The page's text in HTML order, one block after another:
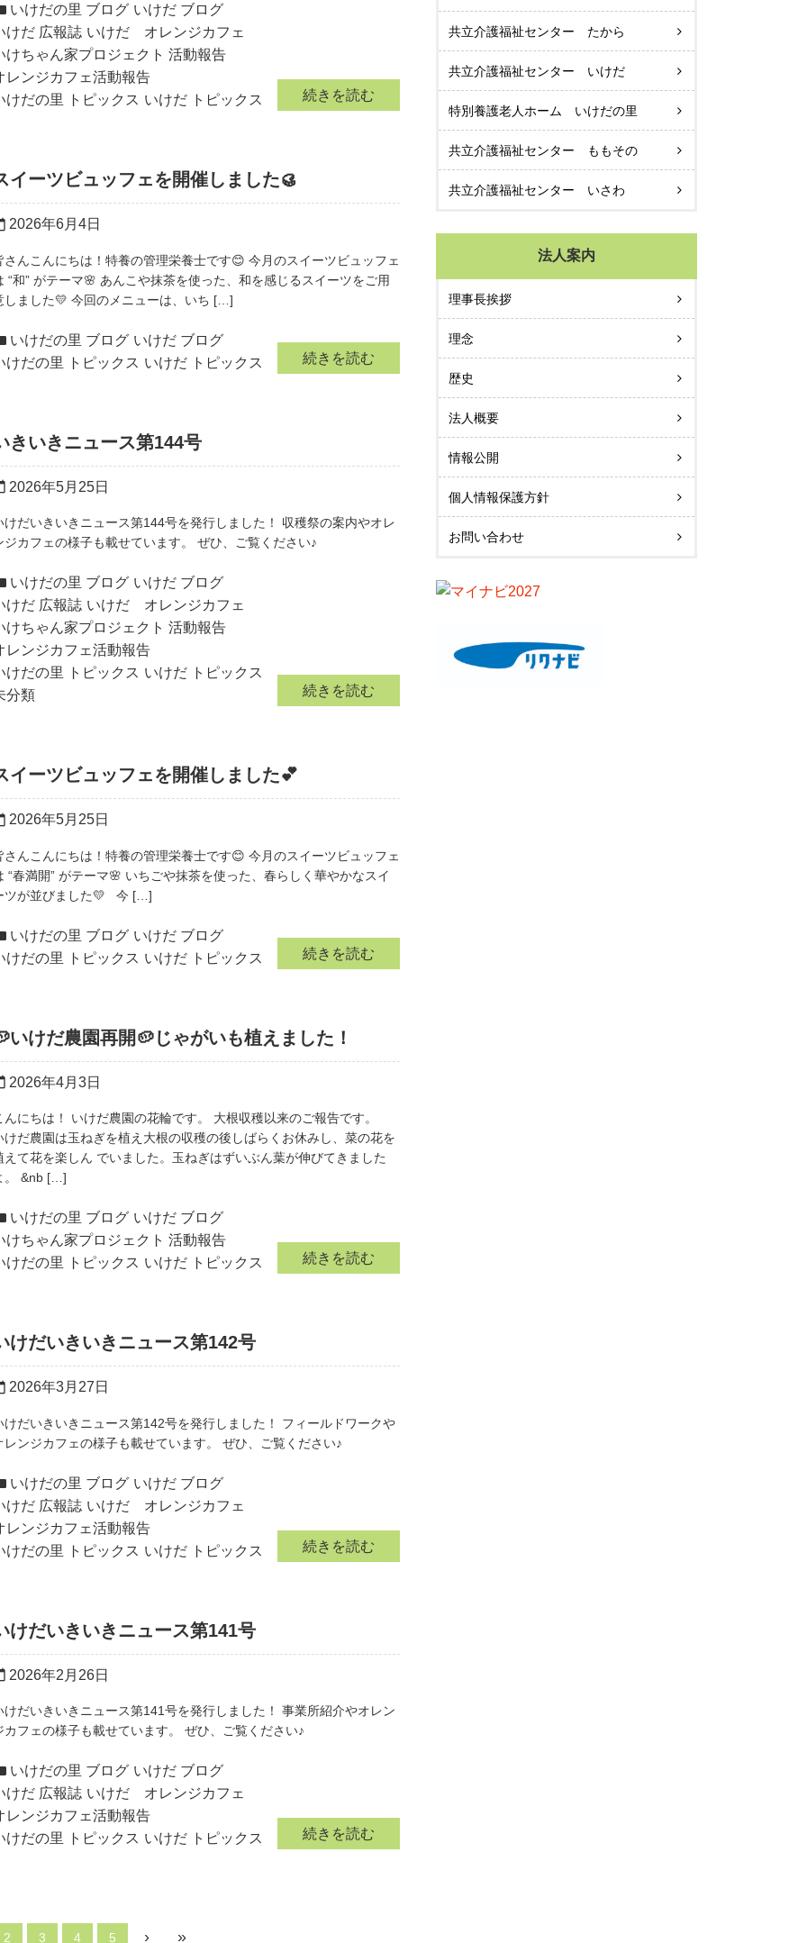
いけだの里 ブログ いけだ ブログ
けだ 広報誌 いけだ オレンジカフェ
けちゃん家プロジェクト 活動報告
レンジカフェ活動報告
けだの里 トピックス いけだ トピックス 続きを読む
イーツビュッフェを開催しました🥮
2026年6月4日
さんこんにちは！特養の管理栄養士です😊 今月のスイーツビュッフェ
“和” がテーマ🌸 あんこや抹茶を使った、和を感じるスイーツをご用
しました💛 今回のメニューは、いち […]
いけだの里 ブログ いけだ ブログ
けだの里 トピックス いけだ トピックス 続きを読む
きいきニュース第144号
2026年5月25日
けだいきいきニュース第144号を発行しました！ 収穫祭の案内やオレ
ジカフェの様子も載せています。 ぜひ、ご覧ください♪
いけだの里 ブログ いけだ ブログ
けだ 広報誌 いけだ オレンジカフェ
けちゃん家プロジェクト 活動報告
レンジカフェ活動報告
けだの里 トピックス いけだ トピックス
分類
続きを読む
イーツビュッフェを開催しました💕
2026年5月25日
さんこんにちは！特養の管理栄養士です😊 今月のスイーツビュッフェ
“春満開” がテーマ🌸 いちごや抹茶を使った、春らしく華やかなスイ
ツが並びました💛 今 […]
いけだの里 ブログ いけだ ブログ
けだの里 トピックス いけだ トピックス 続きを読む
いけだ農園再開🥔じゃがいも植えました！
2026年4月3日
んにちは！ いけだ農園の花輪です。 大根収穫以来のご報告です。
けだ農園は玉ねぎを植え大根の収穫の後しばらくお休みし、菜の花を
えて花を楽しん でいました。玉ねぎはずいぶん葉が伸びてきました
。 &nb […]
いけだの里 ブログ いけだ ブログ
けちゃん家プロジェクト 活動報告
けだの里 トピックス いけだ トピックス 続きを読む
けだいきいきニュース第142号
2026年3月27日
けだいきいきニュース第142号を発行しました！ フィールドワークや
レンジカフェの様子も載せています。 ぜひ、ご覧ください♪
いけだの里 ブログ いけだ ブログ
けだ 広報誌 いけだ オレンジカフェ
レンジカフェ活動報告
けだの里 トピックス いけだ トピックス 続きを読む
けだいきいきニュース第141号
2026年2月26日
けだいきいきニュース第141号を発行しました！ 事業所紹介やオレン
カフェの様子も載せています。 ぜひ、ご覧ください♪
いけだの里 ブログ いけだ ブログ
けだ 広報誌 いけだ オレンジカフェ
レンジカフェ活動報告
けだの里 トピックス いけだ トピックス 続きを読む
2 3 4 5 › »
共立介護福祉センター たから
共立介護福祉センター いけだ
特別養護老人ホーム いけだの里
共立介護福祉センター ももその
共立介護福祉センター いさわ
法人案内
理事長挨拶
理念
歴史
法人概要
情報公開
個人情報保護方針
お問い合わせ